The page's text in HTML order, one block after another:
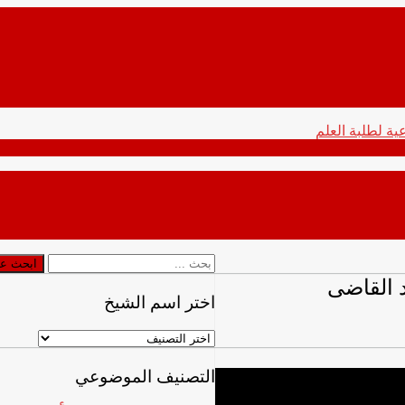
القاضى
ابحث
عن
ابحث
اختر اسم الشيخ
اختر
الشيخ
التصنيف الموضوعي